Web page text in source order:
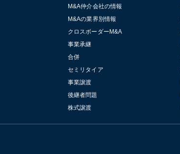
M&A仲介会社の情報
M&Aの業界別情報
クロスボーダーM&A
事業承継
合併
セミリタイア
事業譲渡
後継者問題
株式譲渡